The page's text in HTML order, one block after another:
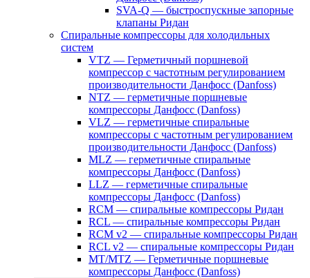
SVA-Q — быстроспускные запорные
клапаны Ридан
Спиральные компрессоры для холодильных
систем
VTZ — Герметичный поршневой
компрессор с частотным регулированием
производительности Данфосс (Danfoss)
NTZ — герметичные поршневые
компрессоры Данфосс (Danfoss)
VLZ — герметичные спиральные
компрессоры с частотным регулированием
производительности Данфосс (Danfoss)
MLZ — герметичные спиральные
компрессоры Данфосс (Danfoss)
LLZ — герметичные спиральные
компрессоры Данфосс (Danfoss)
RCM — спиральные компрессоры Ридан
RCL — спиральные компрессоры Ридан
RCM v2 — спиральные компрессоры Ридан
RCL v2 — спиральные компрессоры Ридан
MT/MTZ — Герметичные поршневые
компрессоры Данфосс (Danfoss)